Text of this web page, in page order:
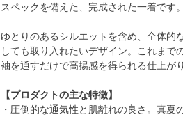
スペックを備えた、完成された一着です。
ゆとりのあるシルエットを含め、全体的
しても取り入れたいデザイン。これまで
袖を通すだけで高揚感を得られる仕上が
【プロダクトの主な特徴】
・圧倒的な通気性と肌離れの良さ。真